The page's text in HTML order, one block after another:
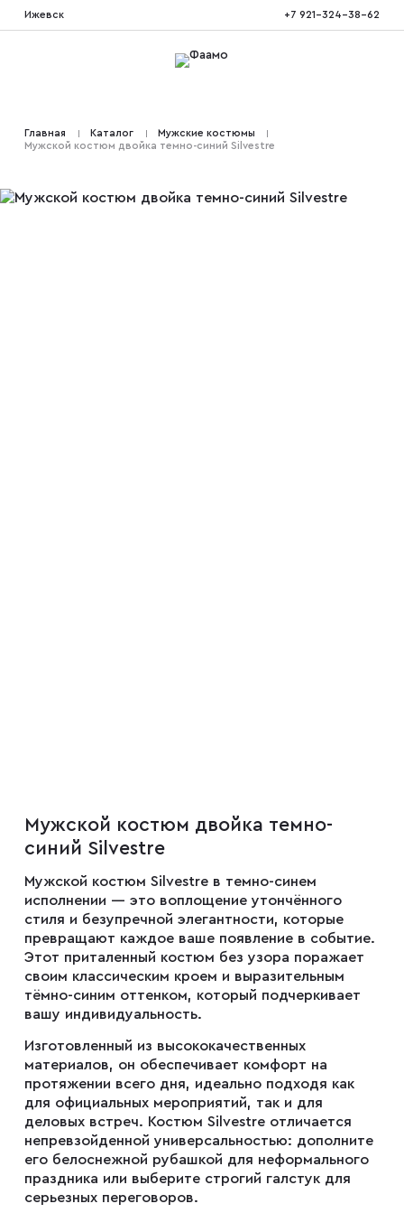
Ижевск +7 921-324-38-62
Костюмы двойка
Мужские туфли
Дублёнки
Жилеты
Куртки
Рубашки
Брюки
Парки
Главная Каталог
Мужские костюмы
Мужской костюм двойка темно-синий Silvestre
Мужской костюм двойка темно-
синий Silvestre
Мужской костюм Silvestre в темно-синем
исполнении — это воплощение утончённого
стиля и безупречной элегантности, которые
превращают каждое ваше появление в событие.
Этот приталенный костюм без узора поражает
своим классическим кроем и выразительным
тёмно-синим оттенком, который подчеркивает
вашу индивидуальность.
Изготовленный из высококачественных
материалов, он обеспечивает комфорт на
протяжении всего дня, идеально подходя как
для официальных мероприятий, так и для
деловых встреч. Костюм Silvestre отличается
непревзойденной универсальностью: дополните
его белоснежной рубашкой для неформального
праздника или выберите строгий галстук для
серьезных переговоров.